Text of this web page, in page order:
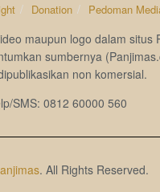
Donation Pedoman
maupun logo dalam
sumbernya
non komersial.
SMS: 0812 60000 560
. All Rights Reserved.